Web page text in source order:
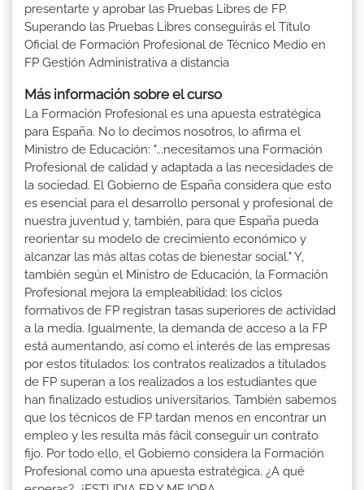
presentarte y aprobar las Pruebas Libres de FP.
Superando las Pruebas Libres conseguirás el Título
Oficial de Formación Profesional de Técnico Medio en
FP Gestión Administrativa a distancia
Más información sobre el curso
La Formación Profesional es una apuesta estratégica
para España. No lo decimos nosotros, lo afirma el
Ministro de Educación: "...necesitamos una Formación
Profesional de calidad y adaptada a las necesidades de
la sociedad. El Gobierno de España considera que esto
es esencial para el desarrollo personal y profesional de
nuestra juventud y, también, para que España pueda
reorientar su modelo de crecimiento económico y
alcanzar las más altas cotas de bienestar social." Y,
también según el Ministro de Educación, la Formación
Profesional mejora la empleabilidad: los ciclos
formativos de FP registran tasas superiores de actividad
a la media. Igualmente, la demanda de acceso a la FP
está aumentando, así como el interés de las empresas
por estos titulados: los contratos realizados a titulados
de FP superan a los realizados a los estudiantes que
han finalizado estudios universitarios. También sabemos
que los técnicos de FP tardan menos en encontrar un
empleo y les resulta más fácil conseguir un contrato
fijo. Por todo ello, el Gobierno considera la Formación
Profesional como una apuesta estratégica. ¿A qué